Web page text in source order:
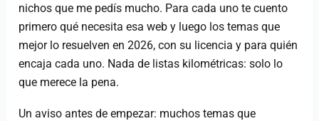
nichos que me pedís mucho. Para cada uno te cuento
primero qué necesita esa web y luego los temas que
mejor lo resuelven en 2026, con su licencia y para quién
encaja cada uno. Nada de listas kilométricas: solo lo
que merece la pena.
Un aviso antes de empezar: muchos temas que